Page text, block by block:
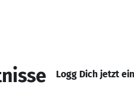
Logg Dich jetzt